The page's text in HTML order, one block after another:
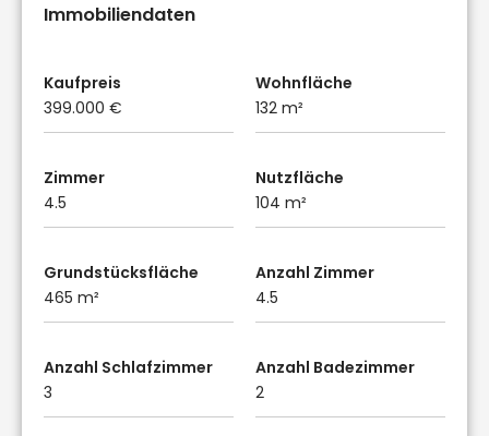
Immobiliendaten
Kaufpreis
399.000 €
Wohnfläche
132 m²
Zimmer
4.5
Nutzfläche
104 m²
Grundstücksfläche
465 m²
Anzahl Zimmer
4.5
Anzahl Schlafzimmer
3
Anzahl Badezimmer
2